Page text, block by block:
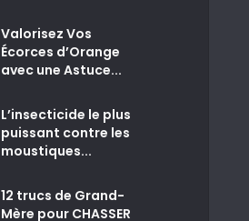
Valorisez Vos
Écorces d’Orange
avec une Astuce...
L’insecticide le plus
puissant contre les
moustiques...
12 trucs de Grand-
Mère pour CHASSER